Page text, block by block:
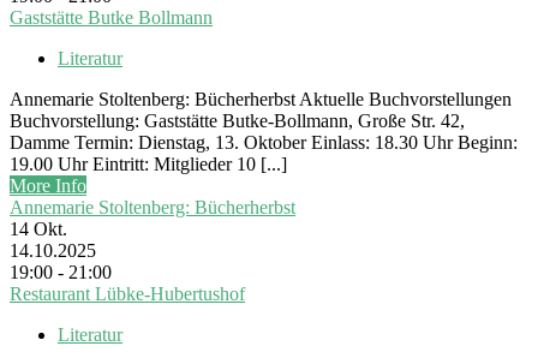
Gaststätte Butke Bollmann
Literatur
Annemarie Stoltenberg: Bücherherbst Aktuelle Buchvorstellungen
Buchvorstellung: Gaststätte Butke-Bollmann, Große Str. 42,
Damme Termin: Dienstag, 13. Oktober Einlass: 18.30 Uhr Beginn:
19.00 Uhr Eintritt: Mitglieder 10 [...]
More Info
Annemarie Stoltenberg: Bücherherbst
14 Okt.
14.10.2025
19:00 - 21:00
Restaurant Lübke-Hubertushof
Literatur